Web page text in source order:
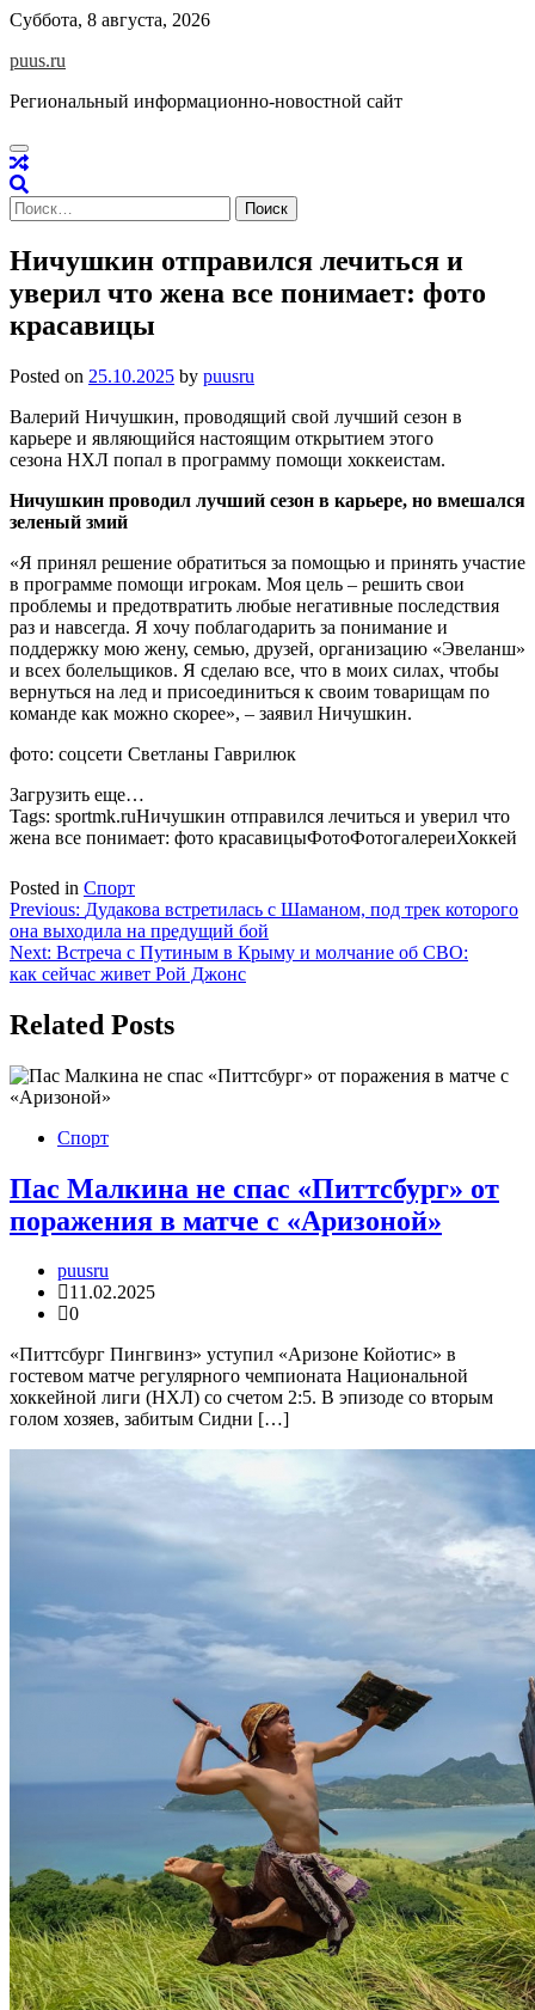
Skip
content
Суббота, 8 августа, 2026
puus.ru
Региональный информационно-новостной сайт
Найти:
Ничушкин отправился лечиться и
уверил что жена все понимает: фото
красавицы
Posted on 25.10.2025 by puusru
Валерий Ничушкин, проводящий свой лучший сезон в
карьере и являющийся настоящим открытием этого
сезона НХЛ попал в программу помощи хоккеистам.
Ничушкин проводил лучший сезон в карьере, но вмешался
зеленый змий
«Я принял решение обратиться за помощью и принять участие
в программе помощи игрокам. Моя цель – решить свои
проблемы и предотвратить любые негативные последствия
раз и навсегда. Я хочу поблагодарить за понимание и
поддержку мою жену, семью, друзей, организацию «Эвеланш»
и всех болельщиков. Я сделаю все, что в моих силах, чтобы
вернуться на лед и присоединиться к своим товарищам по
команде как можно скорее», – заявил Ничушкин.
фото: соцсети Светланы Гаврилюк
Загрузить еще…
Tags: sportmk.ruНичушкин отправился лечиться и уверил что
жена все понимает: фото красавицыФотоФотогалереиХоккей
Posted in Спорт
Навигация
по
записям
Previous: Дудакова встретилась с Шаманом, под трек которого
она выходила на предущий бой
Next: Встреча с Путиным в Крыму и молчание об СВО:
как сейчас живет Рой Джонс
Related Posts
Спорт
Пас Малкина не спас «Питтсбург» от
поражения в матче с «Аризоной»
puusru
11.02.2025
0
«Питтсбург Пингвинз» уступил «Аризоне Койотис» в
гостевом матче регулярного чемпионата Национальной
хоккейной лиги (НХЛ) со счетом 2:5. В эпизоде со вторым
голом хозяев, забитым Сидни […]